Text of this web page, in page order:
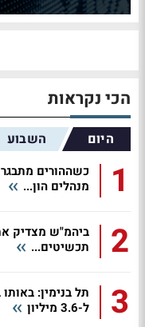
הכי נקראות
היום השבוע
1
כשההורים
מנהלים הון...
2
ביהמ"ש מצדיק
תכשיטים...
3
ל-3.6 מיליון